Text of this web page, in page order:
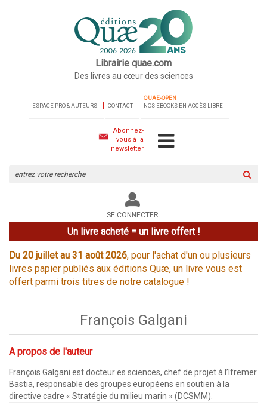
Librairie quae.com
Des livres au cœur des sciences
ESPACE PRO & AUTEURS CONTACT
QUAE-OPEN
NOS EBOOKS EN ACCÈS LIBRE
Abonnez-
vous à la
newsletter
le
site
SE CONNECTER
Un livre acheté = un livre offert !
Du 20 juillet au 31 août 2026, pour l'achat d'un ou plusieurs
livres papier publiés aux éditions Quæ, un livre vous est
offert parmi trois titres de notre catalogue !
François Galgani
A propos de l'auteur
François Galgani est docteur es sciences, chef de projet à l’Ifremer
Bastia, responsable des groupes européens en soutien à la
directive cadre « Stratégie du milieu marin » (DCSMM).